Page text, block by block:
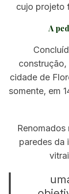
cujo projeto
A
cidade de
somente, em
paredes da